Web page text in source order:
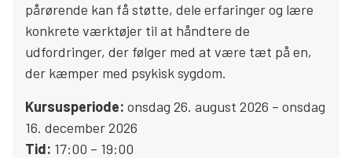
pårørende kan få støtte, dele erfaringer og lære
konkrete værktøjer til at håndtere de
udfordringer, der følger med at være tæt på en,
der kæmper med psykisk sygdom.
Kursusperiode: onsdag 26. august 2026 – onsdag
16. december 2026
Tid: 17:00 – 19:00